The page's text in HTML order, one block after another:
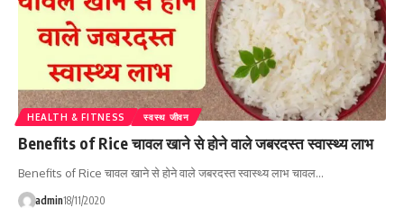
HEALTH & FITNESS स्वस्थ जीवन
Benefits of Rice चावल खाने से होने वाले जबरदस्त स्वास्थ्य लाभ
Benefits of Rice चावल खाने से होने वाले जबरदस्त स्वास्थ्य लाभ चावल…
admin18/11/2020